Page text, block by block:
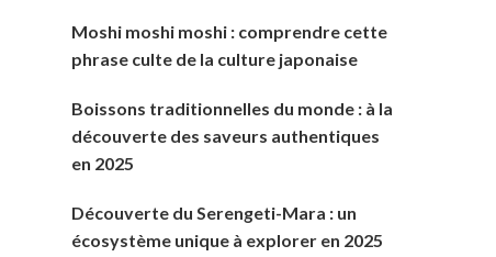
Moshi moshi moshi : comprendre cette
phrase culte de la culture japonaise
Boissons traditionnelles du monde : à la
découverte des saveurs authentiques
en 2025
Découverte du Serengeti-Mara : un
écosystème unique à explorer en 2025